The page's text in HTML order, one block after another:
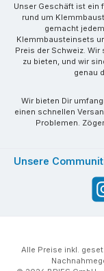
Unser Geschäft ist ein
rund um
gemacht
Klemmbausteinsets
Preis der Schweiz.
zu bieten, und wir
genau
Wir bieten Dir
einen schnellen
Problemen.
Unsere
Alle Preise inkl.